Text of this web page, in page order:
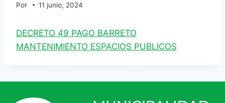
Por 11 junio, 2024
DECRETO 49 PAGO BARRETO
MANTENIMIENTO ESPACIOS PUBLICOS